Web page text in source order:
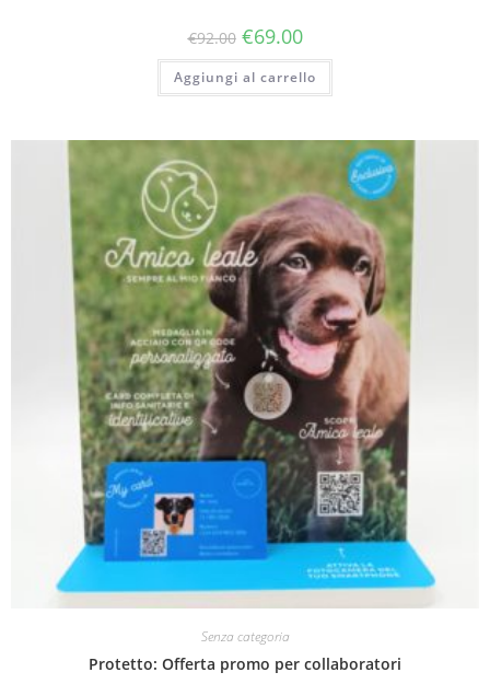
€92.00 €69.00
Aggiungi al carrello
Senza categoria
Protetto: Offerta promo per collaboratori